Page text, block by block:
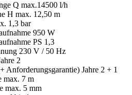
Q max.14500 l/h
H max. 12,50 m
1,3 bar
950 W
PS 1,3
230 V / 50 Hz
2
Anforderungsgarantie) Jahre 2 + 1
max. 7 m
max. 5 mm